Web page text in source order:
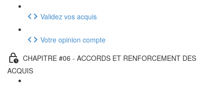
Validez vos acquis
Votre opinion compte
CHAPITRE #06 - ACCORDS ET RENFORCEMENT DES
ACQUIS